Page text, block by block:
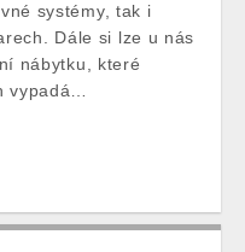
systémy, tak i
Dále si lze u nás
nábytku, které
vypadá…